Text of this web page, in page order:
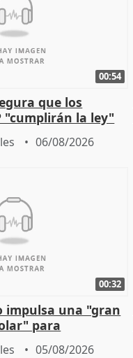
00:54
que los
"cumplirán la ley"
migrantes
06/08/2026
00:32
impulsa una "gran
para
05/08/2026